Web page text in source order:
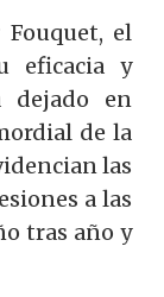
el
eficacia y
dejado en
de la
las
a las
tras año y